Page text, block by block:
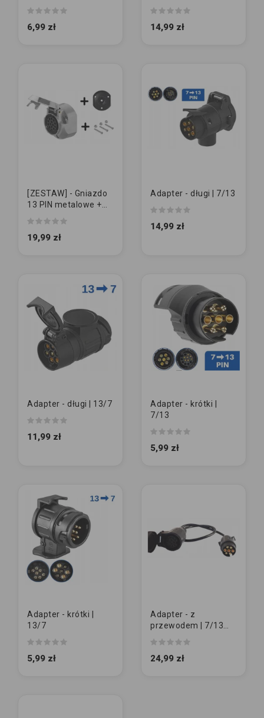
gumy)
6,99 zł
gumy)
14,99 zł
[ZESTAW] - Gniazdo
13 PIN metalowe +
19,99 zł
Adapter - długi | 7/13
14,99 zł
Adapter - długi | 13/7
11,99 zł
Adapter - krótki |
7/13
5,99 zł
Adapter - krótki |
13/7
5,99 zł
Adapter - z
przewodem | 7/13
24,99 zł